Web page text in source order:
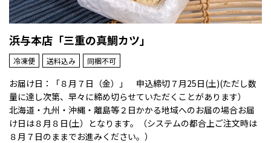
浜与本店「三重の真鯛カツ」
冷凍便 送料込み 同梱不可
お届け日：「８月７日（金）」 申込締切７月25日(土)(ただし数
量に達し次第、早々に締め切らせていただくことがあります）
北海道・九州・沖縄・離島等２日かかる地域へのお届の場合お届
け日は８月８日(土）となります。（システムの都合上ご注文時は
８月７日のままでお進みください。）